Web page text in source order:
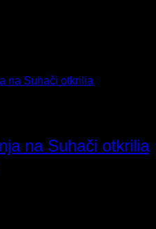
na Suhači otkrilia